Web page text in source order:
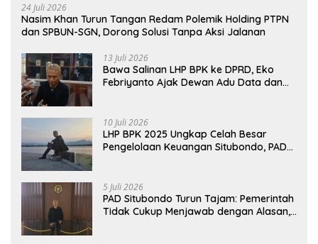
24 Juli 2026
Nasim Khan Turun Tangan Redam Polemik Holding PTPN
dan SPBUN-SGN, Dorong Solusi Tanpa Aksi Jalanan
13 Juli 2026
Bawa Salinan LHP BPK ke DPRD, Eko
Febriyanto Ajak Dewan Adu Data dan
10 Juli 2026
LHP BPK 2025 Ungkap Celah Besar
Pengelolaan Keuangan Situbondo, PAD
5 Juli 2026
PAD Situbondo Turun Tajam: Pemerintah
Tidak Cukup Menjawab dengan Alasan,